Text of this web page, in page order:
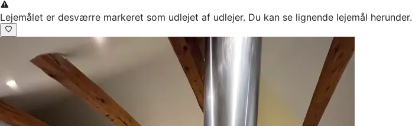
Lejemålet er desværre markeret som udlejet af udlejer. Du kan se lignende lejemål herunder.